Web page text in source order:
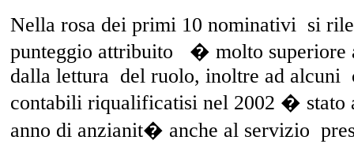
Nella rosa dei primi 10 nominativi si
punteggio attribuito
� molto superiore
dalla lettura del ruolo, inoltre ad alcuni
contabili riqualificatisi nel 2002 � stato
anno di anzianit� anche al servizio